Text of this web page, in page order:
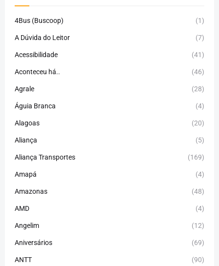
4Bus (Buscoop) (1)
A Dúvida do Leitor (7)
Acessibilidade (41)
Aconteceu há.. (46)
Agrale (28)
Águia Branca (4)
Alagoas (20)
Aliança (5)
Aliança Transportes (169)
Amapá (4)
Amazonas (48)
AMD (4)
Angelim (12)
Aniversários (69)
ANTT (90)